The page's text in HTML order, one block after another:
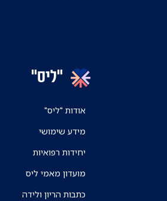
"ליס"
אודות "ליס"
מידע שימושי
יחידות רפואיות
מועדון מאמי ליס
כתבות הריון ולידה